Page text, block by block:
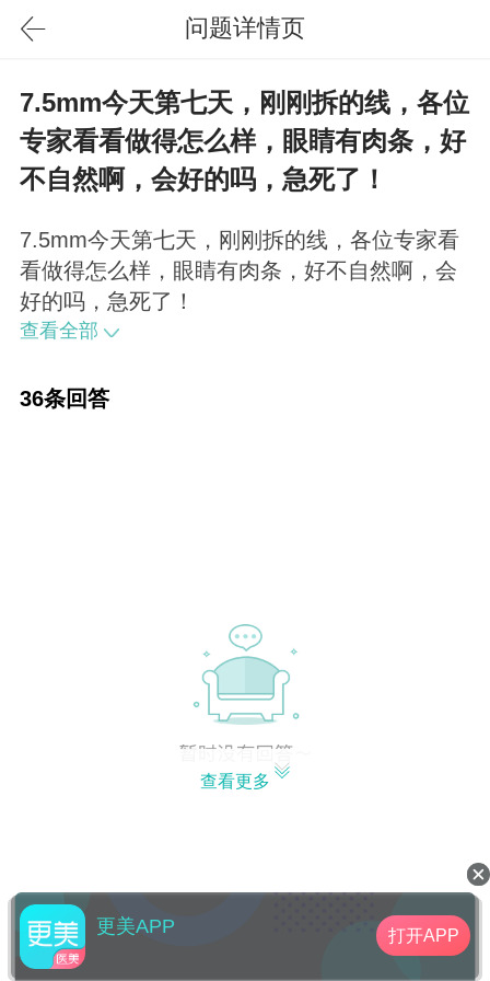
问题详情页
7.5mm今天第七天，刚刚拆的线，各位
专家看看做得怎么样，眼睛有肉条，好
不自然啊，会好的吗，急死了！
7.5mm今天第七天，刚刚拆的线，各位专家看
看做得怎么样，眼睛有肉条，好不自然啊，会
好的吗，急死了！
查看全部
36条回答
查看更多
更美APP 打开APP